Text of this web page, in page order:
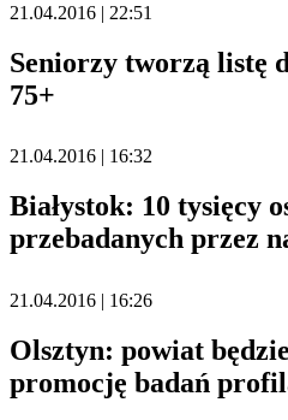
21.04.2016 | 22:51
Seniorzy tworzą listę
75+
21.04.2016 | 16:32
Białystok: 10 tysięcy
przebadanych przez
21.04.2016 | 16:26
Olsztyn: powiat
promocję badań